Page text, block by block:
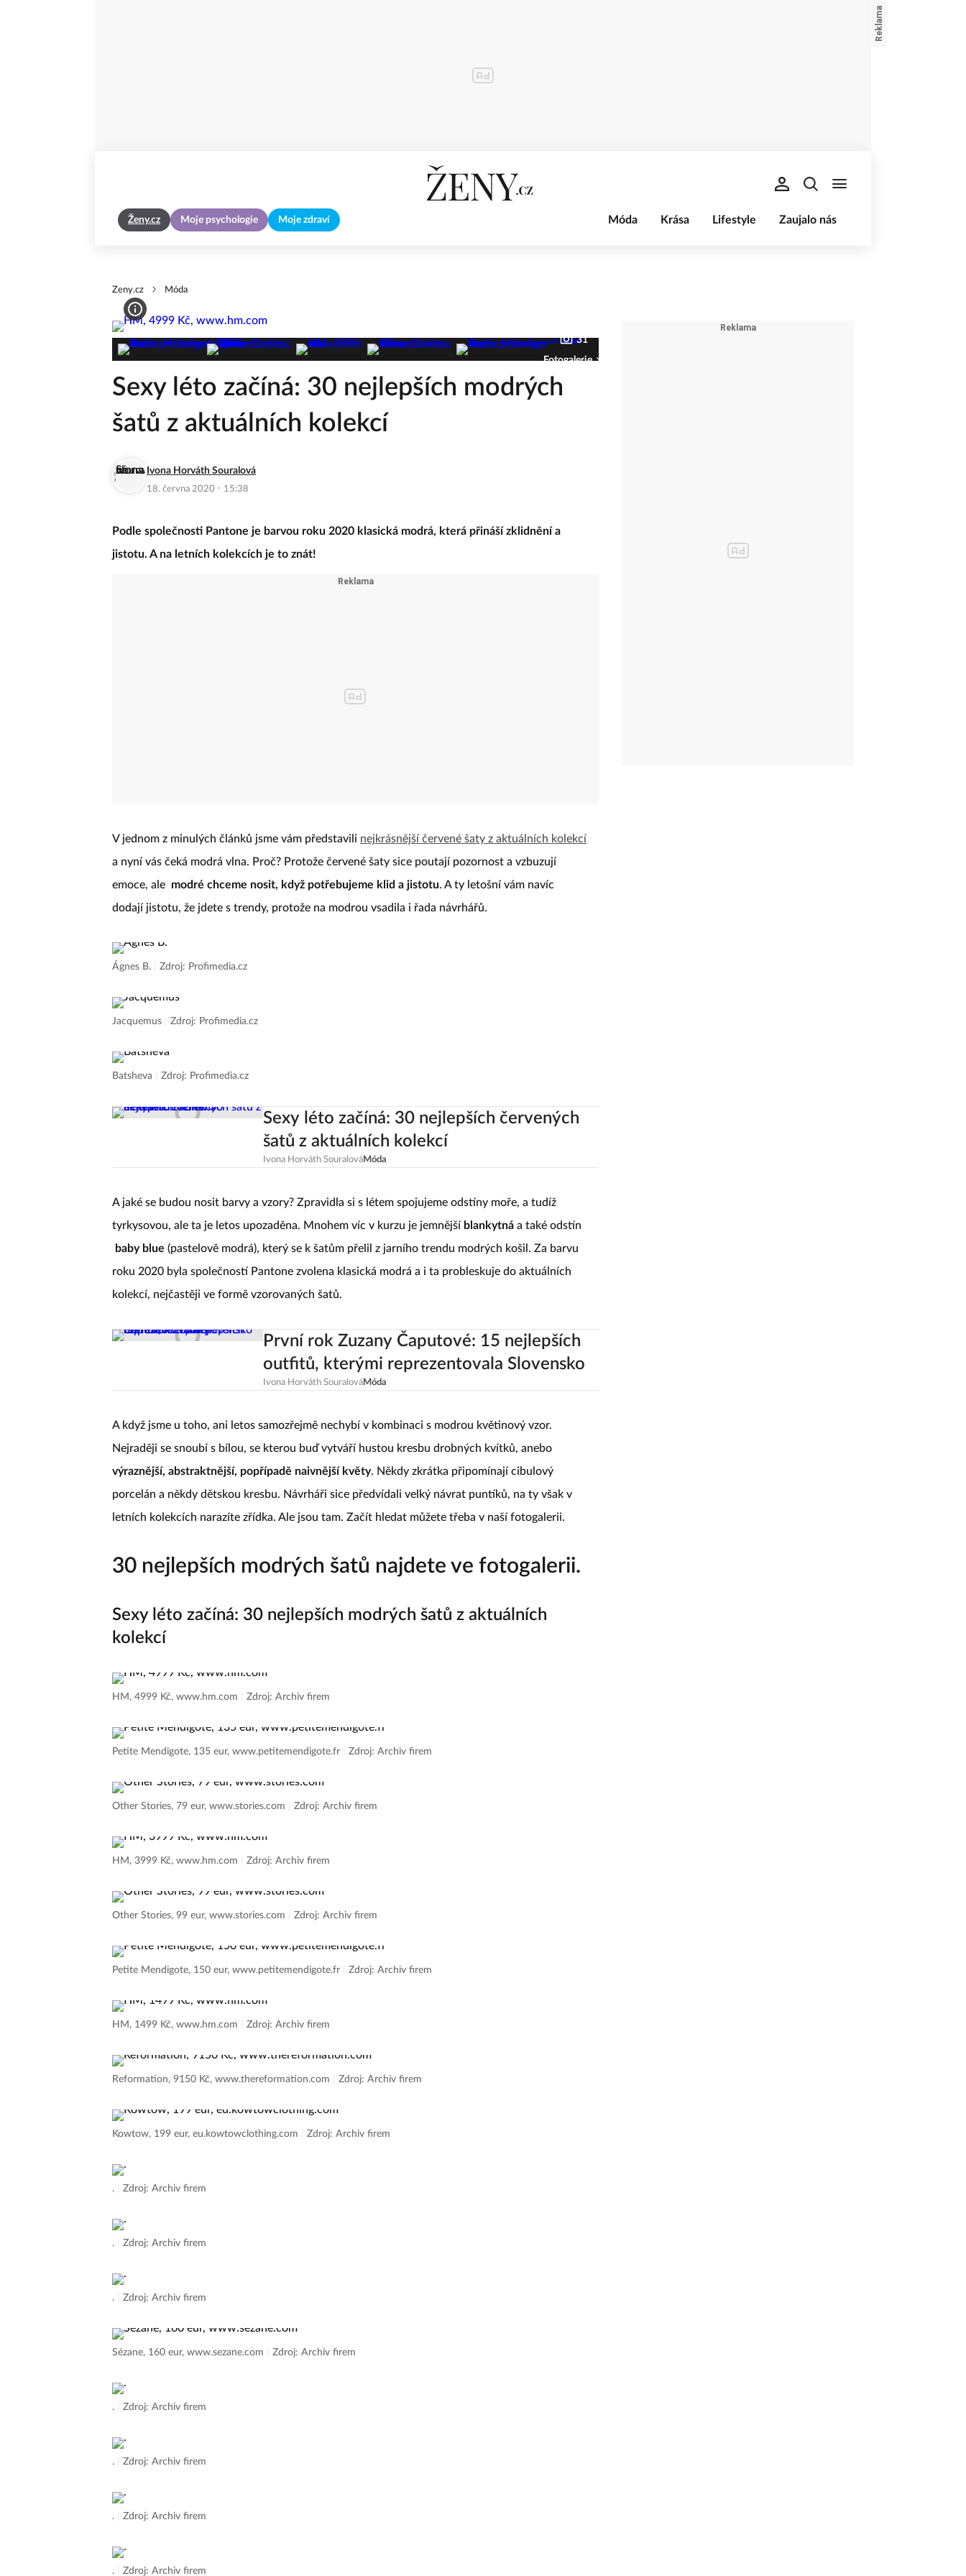
Ženy.cz Moje psychologie Moje zdraví Móda Krása Lifestyle Zaujalo nás
Zeny.cz Móda
31
Fotogalerie
Sexy léto začíná: 30 nejlepších modrých
šatů z aktuálních kolekcí
Ivona Horváth Souralová
18. června 2020 · 15:38
Podle společnosti Pantone je barvou roku 2020 klasická modrá, která přináší zklidnění a
jistotu. A na letních kolekcích je to znát!
V jednom z minulých článků jsme vám představili nejkrásnější červené šaty z aktuálních kolekcí
a nyní vás čeká modrá vlna. Proč? Protože červené šaty sice poutají pozornost a vzbuzují
emoce, ale modré chceme nosit, když potřebujeme klid a jistotu. A ty letošní vám navíc
dodají jistotu, že jdete s trendy, protože na modrou vsadila i řada návrhářů.
Ágnes B. Zdroj: Profimedia.cz
Jacquemus Zdroj: Profimedia.cz
Batsheva Zdroj: Profimedia.cz
Sexy léto začíná: 30 nejlepších červených
šatů z aktuálních kolekcí
Ivona Horváth SouralováMóda
A jaké se budou nosit barvy a vzory? Zpravidla si s létem spojujeme odstíny moře, a tudíž
tyrkysovou, ale ta je letos upozaděna. Mnohem víc v kurzu je jemnější blankytná a také odstín
baby blue (pastelově modrá), který se k šatům přelil z jarního trendu modrých košil. Za barvu
roku 2020 byla společností Pantone zvolena klasická modrá a i ta probleskuje do aktuálních
kolekcí, nejčastěji ve formě vzorovaných šatů.
První rok Zuzany Čaputové: 15 nejlepších
outfitů, kterými reprezentovala Slovensko
Ivona Horváth SouralováMóda
A když jsme u toho, ani letos samozřejmě nechybí v kombinaci s modrou květinový vzor.
Nejraději se snoubí s bílou, se kterou buď vytváří hustou kresbu drobných kvítků, anebo
výraznější, abstraktnější, popřípadě naivnější květy. Někdy zkrátka připomínají cibulový
porcelán a někdy dětskou kresbu. Návrháři sice předvídali velký návrat puntíků, na ty však v
letních kolekcích narazíte zřídka. Ale jsou tam. Začít hledat můžete třeba v naší fotogalerii.
30 nejlepších modrých šatů najdete ve fotogalerii.
Sexy léto začíná: 30 nejlepších modrých šatů z aktuálních
kolekcí
HM, 4999 Kč, www.hm.com Zdroj: Archiv firem
Petite Mendigote, 135 eur, www.petitemendigote.fr Zdroj: Archiv firem
Other Stories, 79 eur, www.stories.com Zdroj: Archiv firem
HM, 3999 Kč, www.hm.com Zdroj: Archiv firem
Other Stories, 99 eur, www.stories.com Zdroj: Archiv firem
Petite Mendigote, 150 eur, www.petitemendigote.fr Zdroj: Archiv firem
HM, 1499 Kč, www.hm.com Zdroj: Archiv firem
Reformation, 9150 Kč, www.thereformation.com Zdroj: Archiv firem
Kowtow, 199 eur, eu.kowtowclothing.com Zdroj: Archiv firem
. Zdroj: Archiv firem
. Zdroj: Archiv firem
. Zdroj: Archiv firem
Sézane, 160 eur, www.sezane.com Zdroj: Archiv firem
. Zdroj: Archiv firem
. Zdroj: Archiv firem
. Zdroj: Archiv firem
. Zdroj: Archiv firem